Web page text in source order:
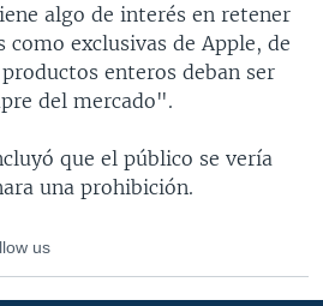
algo de interés en retener
como exclusivas de Apple, de
enteros deban ser
del mercado".
que el público se vería
una prohibición.
us